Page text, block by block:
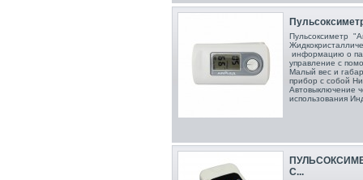
Пульсоксиметр
информацию о
управление с
Малый вес и
прибор с собой
Автовыключение
использования
C...